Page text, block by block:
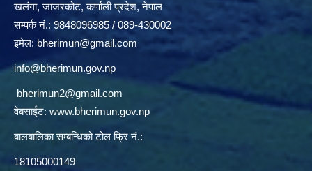
खलंगा, जाजरकोट, कर्णाली प्रदेश, नेपाल
सम्पर्क नं.: 9848096985 / 089-430002
इमेल: bherimun@gmail.com
info@bherimun.gov.np
bherimun2@gmail.com
वेबसाईट: www.bherimun.gov.np
बालबालिका सम्बन्धिको टोल फ्रि नं.:
18105000149